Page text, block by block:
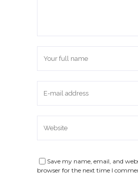
Save my name, email, and
browser for the next time I